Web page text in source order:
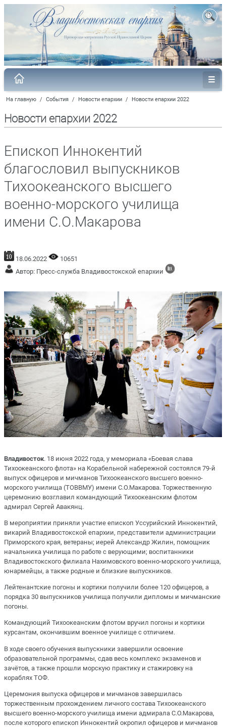
На главную / События / Новости епархии / Новости епархии 2022
Новости епархии 2022
Епископ Иннокентий
благословил выпускников
Тихоокеанского высшего
военно-морского училища
имени С.О.Макарова
18.06.2022
10651
Автор: Пресс-служба Владивостокской епархии
Владивосток. 18 июня 2022 года, у мемориала «Боевая слава
Тихоокеанского флота» на Корабельной набережной состоялся 79-й
выпуск офицеров и мичманов Тихоокеанского высшего военно-
морского училища (ТОВВМУ) имени С.О.Макарова. Торжественную
церемонию возглавил командующий Тихоокеанским флотом
адмирал Сергей Авакянц.
В мероприятии приняли участие епископ Уссурийский Иннокентий,
викарий Владивостокской епархии, представители администрации
Приморского края, ветераны; иерей Александр Жилин, помощник
начальника училища по работе с верующими; воспитанники
Владивостокского филиала Нахимовского военно-морского училища,
юнармейцы, а также родные и близкие выпускников.
Лейтенантские погоны и кортики получили более 120 офицеров, а
порядка 30 выпускников училища получили дипломы и мичманские
погоны.
Командующий Тихоокеанским флотом вручил погоны и кортики
курсантам, окончившим военное училище с отличием.
В ходе своего обучения выпускники завершили освоение
образовательной программы, сдав весь комплекс экзаменов и
зачётов, а также прошли морскую практику и стажировку на
кораблях ТОФ.
Церемония выпуска офицеров и мичманов завершилась
торжественным прохождением личного состава Тихоокеанского
высшего военно-морского училища имени адмирала С.О.Макарова,
после которого епископ Иннокентий окропил офицеров и мичманов